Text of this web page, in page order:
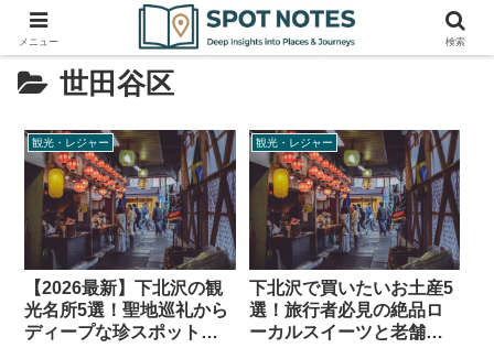
世田谷区
観光・レジャー
【2026最新】下北沢の観
光名所5選！聖地巡礼から
ディープな珍スポットま
観光・レジャー
下北沢で買いたいお土産5
選！旅行者必見の絶品ロ
ーカルスイーツと老舗の
メニュー 検索